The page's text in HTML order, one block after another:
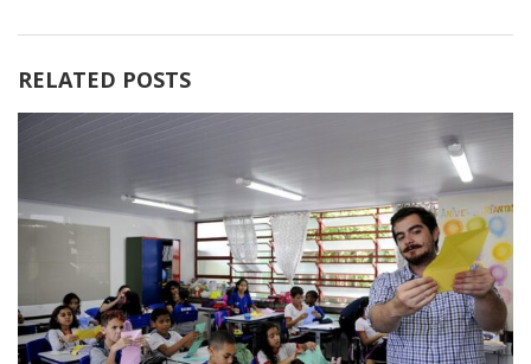
RELATED POSTS